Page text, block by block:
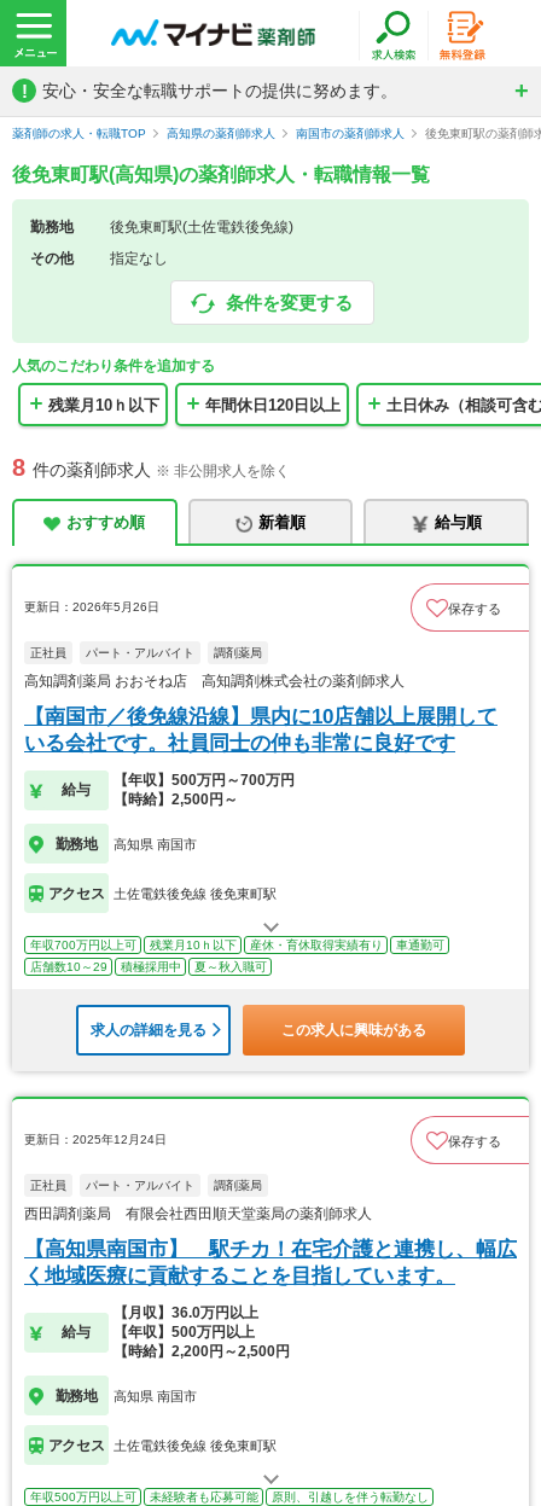
! 安心・安全な転職サポートの提供に努めます。
薬剤師の求人・転職TOP 高知県の薬剤師求人 南国市の薬剤師求人 後免東町駅の薬剤師
後免東町駅(高知県)の薬剤師求人・転職情報一覧
勤務地
後免東町駅(土佐電鉄後免線)
その他
指定なし
条件を変更する
人気のこだわり条件を追加する
残業月10ｈ以下 年間休日120日以上 土日休み（相談可含
8 件の薬剤師求人 ※ 非公開求人を除く
おすすめ順 新着順 給与順
更新日：2026年5月26日 保存する
正社員 パート・アルバイト 調剤薬局
高知調剤薬局 おおそね店 高知調剤株式会社の薬剤師求人
【南国市／後免線沿線】県内に10店舗以上展開して
いる会社です。社員同士の仲も非常に良好です
給与
【年収】500万円～700万円
【時給】2,500円～
勤務地 高知県 南国市
アクセス 土佐電鉄後免線 後免東町駅
年収700万円以上可 残業月10ｈ以下 産休・育休取得実績有り
車通勤可
店舗数10～29
積極採用中 夏～秋入職可
求人の詳細を見る この求人に興味がある
更新日：2025年12月24日 保存する
正社員 パート・アルバイト 調剤薬局
西田調剤薬局 有限会社西田順天堂薬局の薬剤師求人
【高知県南国市】 駅チカ！在宅介護と連携し、幅広
く地域医療に貢献することを目指しています。
給与
【月収】36.0万円以上
【年収】500万円以上
【時給】2,200円～2,500円
勤務地 高知県 南国市
アクセス 土佐電鉄後免線 後免東町駅
年収500万円以上可 未経験者も応募可能
原則、引越しを伴う転勤なし